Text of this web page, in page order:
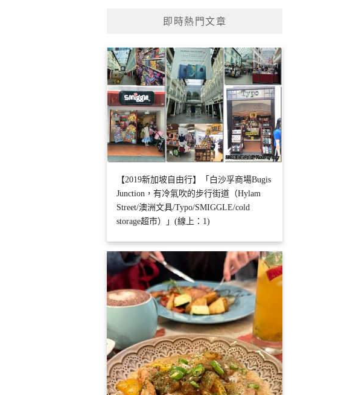
即時熱門文章
【2019新加坡自由行】「白沙孚商場Bugis
Junction，有冷氣吹的步行街道（Hylam
Street/澳洲文具/Typo/SMIGGLE/cold
storage超市）」(線上：1)